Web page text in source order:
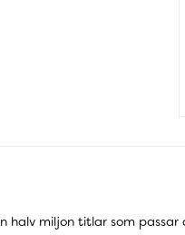
halv miljon titlar som passar